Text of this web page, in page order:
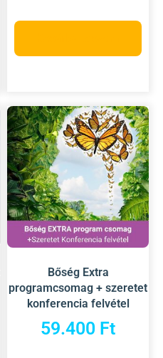
Bőség Extra
programcsomag + szeretet
konferencia felvétel
59.400 Ft